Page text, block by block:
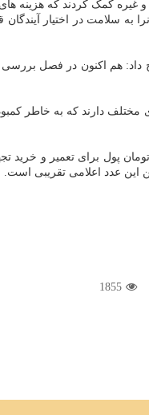
به سلامت در اختیار
داد: هم اکنون در فصل
خاطرنشان کرد: ۴۰۰ واگن ما احتیاج به
بهره برداری مترو با بیان اینکه در بررسی های اولیه
این عدد اعلامی تقریبی است.
1855